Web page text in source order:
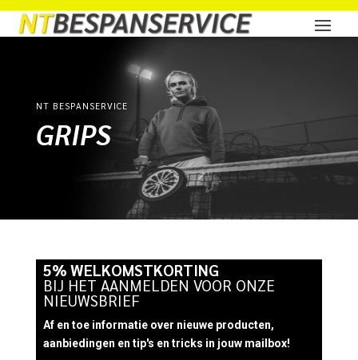
NT BESPANSERVICE
GRIPS
5% WELKOMSTKORTING
BIJ HET AANMELDEN VOOR ONZE
NIEUWSBRIEF
Af en toe informatie over nieuwe producten,
aanbiedingen en tip's en tricks in jouw mailbox!